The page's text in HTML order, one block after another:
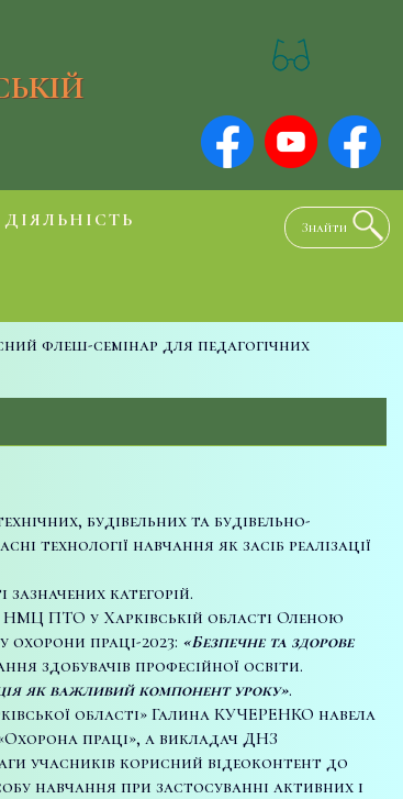
флеш-семінар для педагогічних
будівельних та будівельно-
технології навчання як засіб реалізації
категорій.
НМЦ ПТО у Харківській області Оленою
праці-2023: «Безпечне та здорове
здобувачів професійної освіти.
як важливий компонент уроку».
області» Галина КУЧЕРЕНКО навела
праці», а викладач ДНЗ
учасників корисний відеоконтент до
навчання при застосуванні активних і